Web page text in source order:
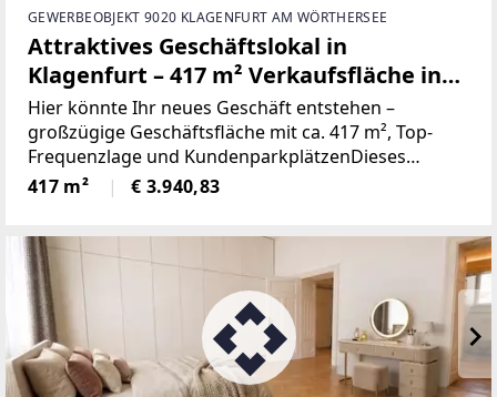
GEWERBEOBJEKT 9020 KLAGENFURT AM WÖRTHERSEE
Attraktives Geschäftslokal in
Klagenfurt – 417 m² Verkaufsfläche in
Top-Frequenzlage mit Schaufenster &
Parkplätzen
Hier könnte Ihr neues Geschäft entstehen –
großzügige Geschäftsfläche mit ca. 417 m², Top-
Frequenzlage und KundenparkplätzenDieses
attraktive Geschäftslokal befindet sich im
Erdgeschoss eines Wohn- und Geschäftshauses und
417 m² € 3.940,83